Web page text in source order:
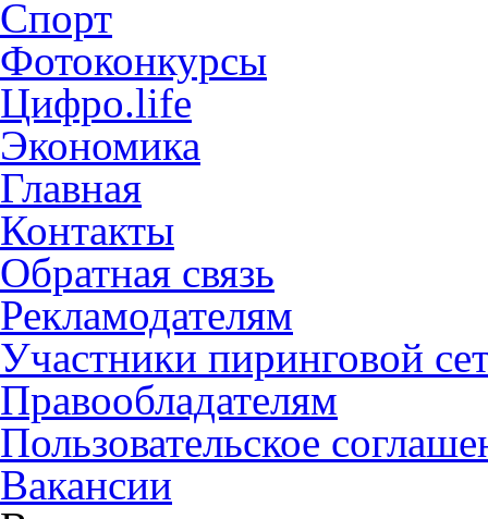
Спорт
Фотоконкурсы
Цифро.life
Экономика
Главная
Контакты
Обратная связь
Рекламодателям
Участники пиринговой
Правообладателям
Пользовательское
Вакансии